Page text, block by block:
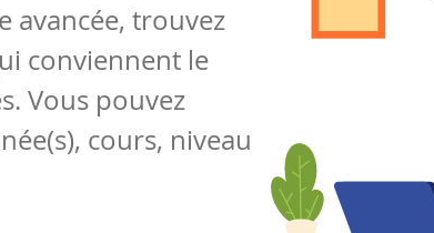
avancée, trouvez
conviennent le
Vous pouvez
cours, niveau